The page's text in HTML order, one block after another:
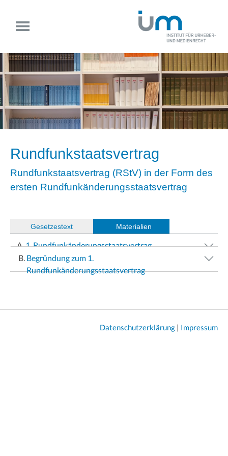
Rundfunkstaatsvertrag
Rundfunkstaatsvertrag (RStV) in der Form des
ersten Rundfunkänderungsstaatsvertrag
Materialien
(Gesetzestext
1. Rundfunkänderungsstaatsvertrag
Begründung zum 1.
Rundfunkänderungsstaatsvertrag
Datenschutzerklärung | Impressum